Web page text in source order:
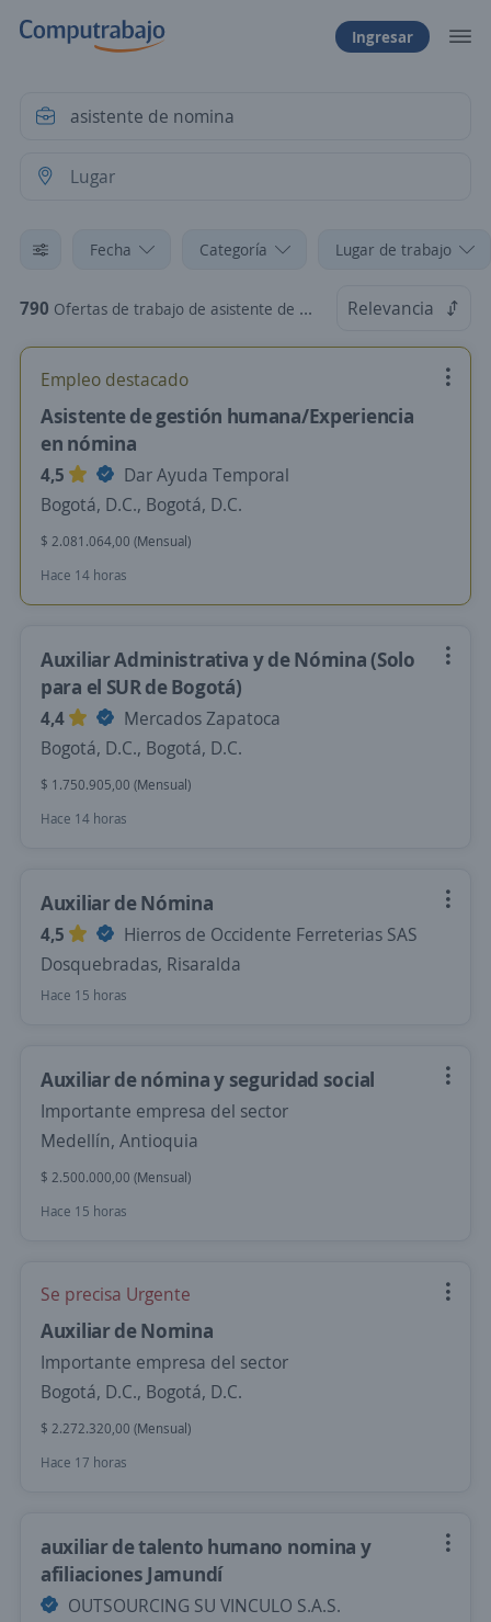
Ingresar
Fecha Categoría Lugar de trabajo
790 Ofertas de trabajo de asistente de nomina Relevancia
Empleo destacado
Asistente de gestión humana/Experiencia
en nómina
4,5
Dar Ayuda Temporal
Bogotá, D.C., Bogotá, D.C.
$ 2.081.064,00 (Mensual)
Hace 14 horas
Auxiliar Administrativa y de Nómina (Solo
para el SUR de Bogotá)
4,4
Mercados Zapatoca
Bogotá, D.C., Bogotá, D.C.
$ 1.750.905,00 (Mensual)
Hace 14 horas
Auxiliar de Nómina
4,5
Hierros de Occidente Ferreterias SAS
Dosquebradas, Risaralda
Hace 15 horas
Auxiliar de nómina y seguridad social
Importante empresa del sector
Medellín, Antioquia
$ 2.500.000,00 (Mensual)
Hace 15 horas
Se precisa Urgente
Auxiliar de Nomina
Importante empresa del sector
Bogotá, D.C., Bogotá, D.C.
$ 2.272.320,00 (Mensual)
Hace 17 horas
auxiliar de talento humano nomina y
afiliaciones Jamundí
OUTSOURCING SU VINCULO S.A.S.